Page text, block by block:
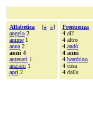
Alfabetica [« »]
angelo 2
anime 1
anna 2
anni 4
antenati 1
anziani 1
aprì 2
Frequenza
4 all'
4 altro
4 andò
4 anni
4 bambino
4 cosa
4 dalla